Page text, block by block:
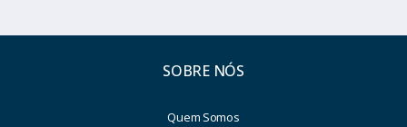
SOBRE NÓS
Quem Somos